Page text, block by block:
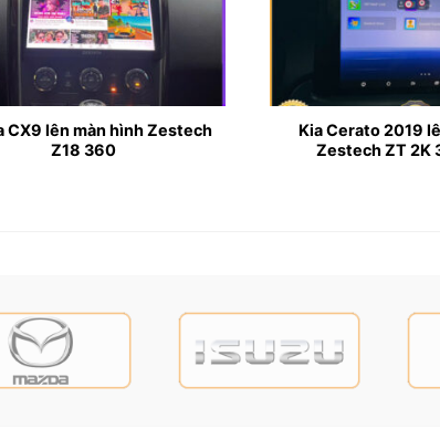
cho Kia K3 2022 ?
xung quanh xe, giảm điểm mù, đảm bảo an toàn
trị sử dụng cho xe.
CX9 lên màn hình Zestech
Z18 360
Kia Cerato 2019
Zestech ZT 2K